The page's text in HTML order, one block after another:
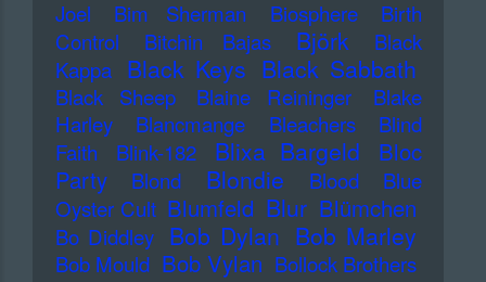
Joel
Bim Sherman Biosphere
Birth
Control
Bitchin Bajas Björk
Black
Kappa Black Keys Black Sabbath
Black Sheep Blaine Reininger
Blake
Harley
Blancmange Bleachers
Blind
Faith
Blink-182 Blixa Bargeld
Bloc
Party
Blond Blondie Blood
Blue
Oyster Cult Blumfeld Blur Blümchen
Bo Diddley Bob Dylan Bob Marley
Bob Mould Bob Vylan Bollock Brothers